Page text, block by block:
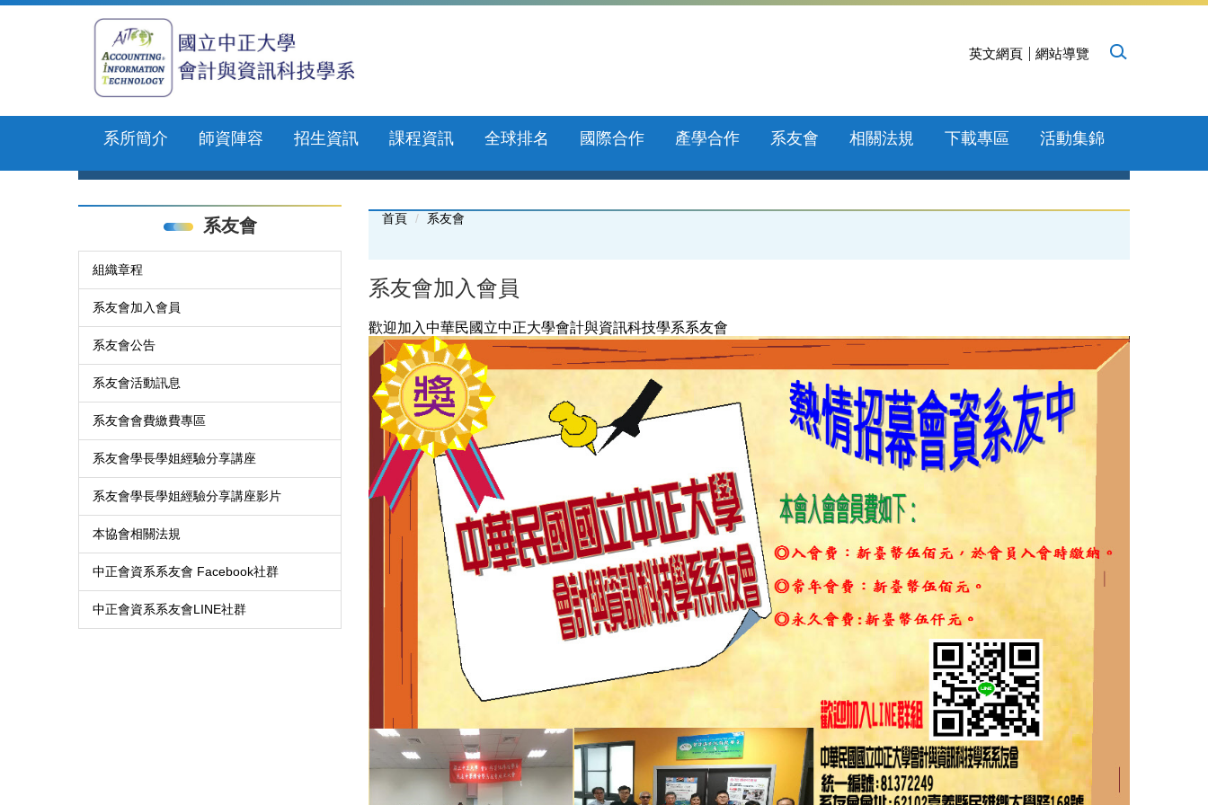
英文網頁 網站導覽
系所簡介 師資陣容 招生資訊 課程資訊 全球排名 國際合作 產學合作 系友會 相關法規 下載專區 活動集錦
系友會
組織章程
系友會加入會員
系友會公告
系友會活動訊息
系友會會費繳費專區
系友會學長學姐經驗分享講座
系友會學長學姐經驗分享講座影片
本協會相關法規
中正會資系系友會 Facebook社群
中正會資系系友會LINE社群
首頁 系友會
系友會加入會員
歡迎加入中華民國立中正大學會計與資訊科技學系系友會